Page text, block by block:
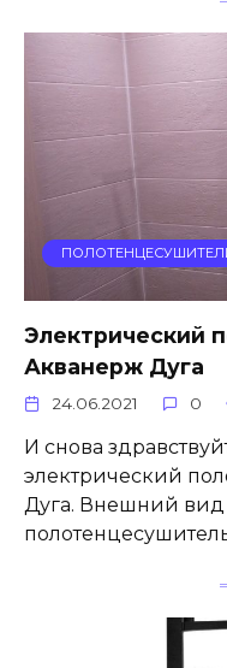
Электрический
Акванерж Дуга
24.06.2021 0
И снова
электрический
Дуга. Внешний вид